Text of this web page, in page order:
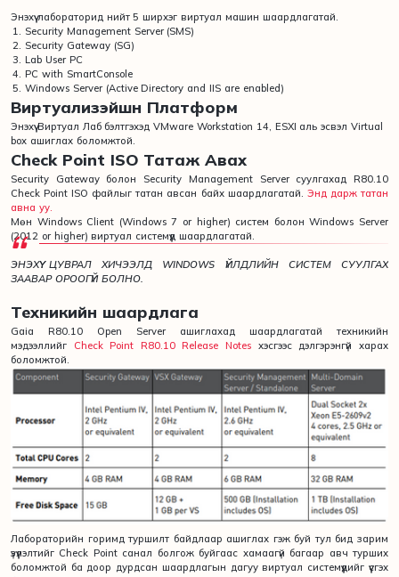
Энэхүү лабораторид нийт 5 ширхэг виртуал машин шаардлагатай.
Security Management Server (SMS)
Security Gateway (SG)
Lab User PC
PC with SmartConsole
Windows Server (Active Directory and IIS are enabled)
Виртуализэйшн Платформ
Энэхүү Виртуал Лаб бэлтгэхэд VMware Workstation 14, ESXI аль эсвэл Virtual
box ашиглах боломжтой.
Check Point ISO Татаж Авах
Security Gateway болон Security Management Server суулгахад R80.10
Check Point ISO файлыг татан авсан байх шаардлагатай. Энд дарж татан
авна уу.
Мөн Windows Client (Windows 7 or higher) систем болон Windows Server
(2012 or higher) виртуал системүүд шаардлагатай.
ЭНЭХҮҮ ЦУВРАЛ ХИЧЭЭЛД WINDOWS ҮЙЛДЛИЙН СИСТЕМ СУУЛГАХ
ЗААВАР ОРООГҮЙ БОЛНО.
Техникийн шаардлага
Gaia R80.10 Open Server ашиглахад шаардлагатай техникийн
мэдээллийг Check Point R80.10 Release Notes хэсгээс дэлгэрэнгүй харах
боломжтой.
Лабораторийн горимд туршилт байдлаар ашиглах гэж буй тул бид зарим
үзүүлэлтийг Check Point санал болгож буйгаас хамаагүй багаар авч турших
боломжтой ба доор дурдсан шаардлагын дагуу виртуал системүүдийг үүсгэх